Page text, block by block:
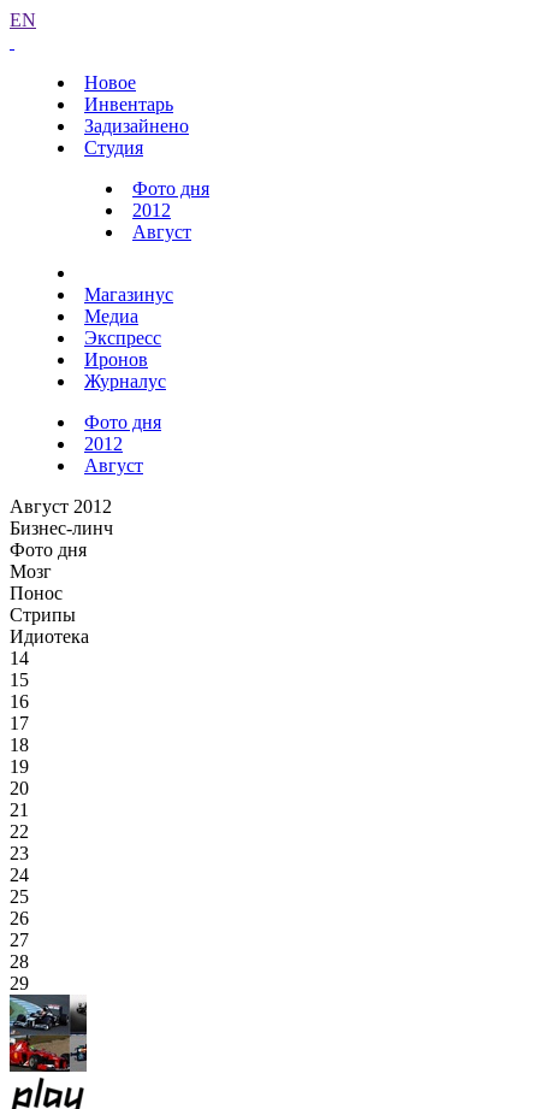
EN
Новое
Инвентарь
Задизайнено
Студия
Фото дня
2012
Август
Магазинус
Медиа
Экспресс
Иронов
Журналус
Фото дня
2012
Август
Август 2012
Бизнес-линч
Фото дня
Мозг
Понос
Стрипы
Идиотека
14
15
16
17
18
19
20
21
22
23
24
25
26
27
28
29